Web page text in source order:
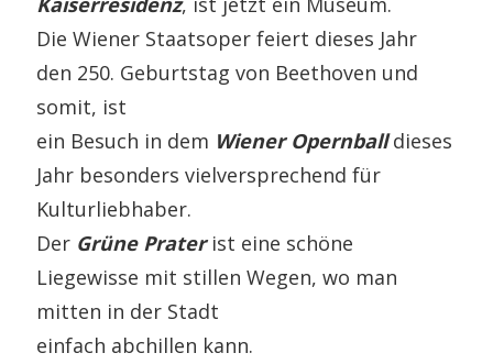
Die Wiener Staatsoper feiert dieses Jahr
den 250. Geburtstag von Beethoven und
somit, ist
ein Besuch in dem Wiener Opernballdieses
Jahr besonders vielversprechend für
Kulturliebhaber.
Der Grüne Praterist eine schöne
Liegewisse mit stillen Wegen, wo man
mitten in der Stadt
einfach abchillen kann.